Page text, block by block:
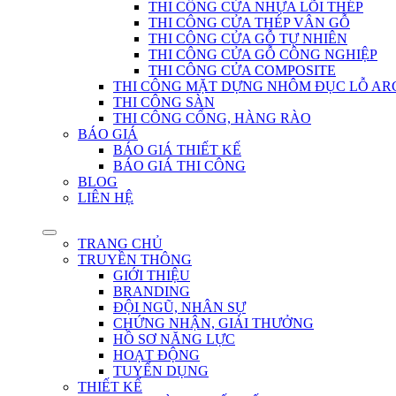
THI CÔNG CỬA NHỰA LÕI THÉP
THI CÔNG CỬA THÉP VÂN GỖ
THI CÔNG CỬA GỖ TỰ NHIÊN
THI CÔNG CỬA GỖ CÔNG NGHIỆP
THI CÔNG CỬA COMPOSITE
THI CÔNG MẶT DỰNG NHÔM ĐỤC LỖ
THI CÔNG SÀN
THI CÔNG CỔNG, HÀNG RÀO
BÁO GIÁ
BÁO GIÁ THIẾT KẾ
BÁO GIÁ THI CÔNG
BLOG
LIÊN HỆ
TRANG CHỦ
TRUYỀN THÔNG
GIỚI THIỆU
BRANDING
ĐỘI NGŨ, NHÂN SỰ
CHỨNG NHẬN, GIẢI THƯỞNG
HỒ SƠ NĂNG LỰC
HOẠT ĐỘNG
TUYỂN DỤNG
THIẾT KẾ